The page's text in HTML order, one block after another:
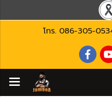
โทร. 086-305-